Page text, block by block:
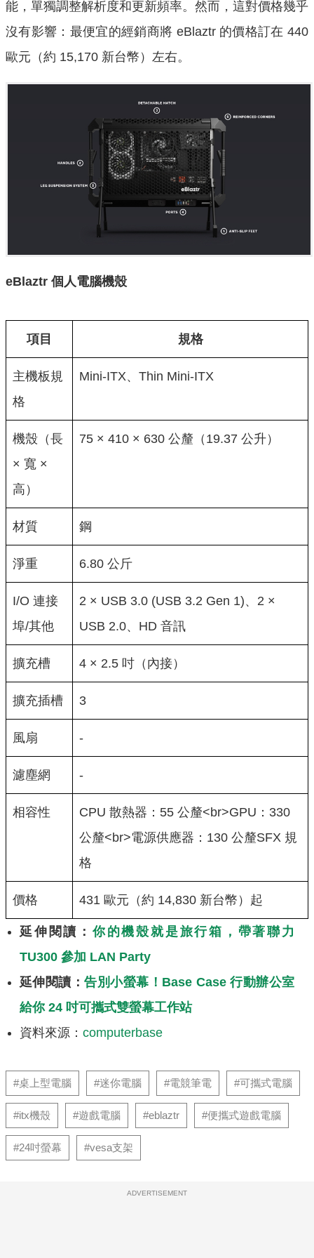
能，單獨調整解析度和更新頻率。然而，這對價格幾乎
沒有影響：最便宜的經銷商將 eBlaztr 的價格訂在 440
歐元（約 15,170 新台幣）左右。
eBlaztr 個人電腦機殼
項目 規格
主機板規
格
Mini-ITX、Thin Mini-ITX
機殼（長
× 寬 ×
高）
75 × 410 × 630 公釐（19.37 公升）
材質 鋼
淨重 6.80 公斤
I/O 連接
埠/其他
2 × USB 3.0 (USB 3.2 Gen 1)、2 ×
USB 2.0、HD 音訊
擴充槽 4 × 2.5 吋（內接）
擴充插槽 3
風扇 -
濾塵網 -
相容性
CPU 散熱器：55 公釐<br>GPU：330
公釐<br>電源供應器：130 公釐SFX 規
格
價格 431 歐元（約 14,830 新台幣）起
延伸閱讀：你的機殼就是旅行箱，帶著聯力
TU300 參加 LAN Party
延伸閱讀：告別小螢幕！Base Case 行動辦公室
給你 24 吋可攜式雙螢幕工作站
資料來源： computerbase
#桌上型電腦 #迷你電腦 #電競筆電 #可攜式電腦
#itx機殼 #遊戲電腦 #eblaztr #便攜式遊戲電腦
#24吋螢幕 #vesa支架
ADVERTISEMENT